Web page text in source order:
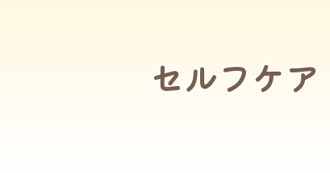
セルフケア